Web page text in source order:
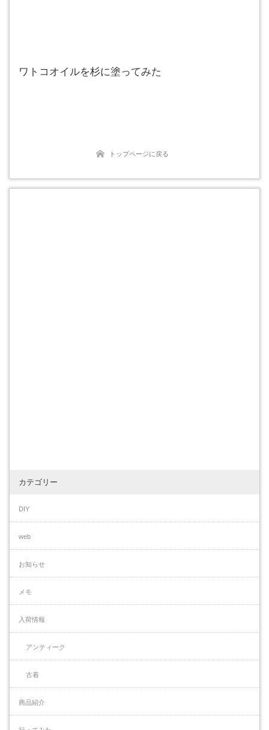
ワトコオイルを杉に塗ってみた
トップページに戻る
カテゴリー
DIY
web
お知らせ
メモ
入荷情報
アンティーク
古着
商品紹介